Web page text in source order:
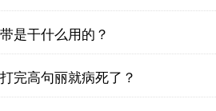
是干什么用的？
完高句丽就病死了？